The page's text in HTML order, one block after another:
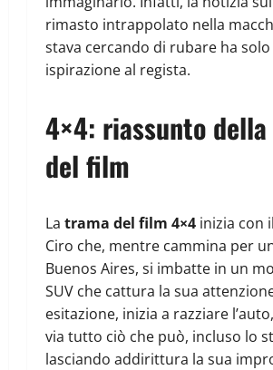
rimasto intrappolato nella
stava cercando di rubare ha
ispirazione al regista.
4×4: riassunto
del film
La trama del film 4×4 inizia con
Ciro che, mentre cammina per
Buenos Aires, si imbatte in un
SUV che cattura la sua
esitazione, inizia a razziare
via tutto ciò che può, incluso lo
lasciando addirittura la sua